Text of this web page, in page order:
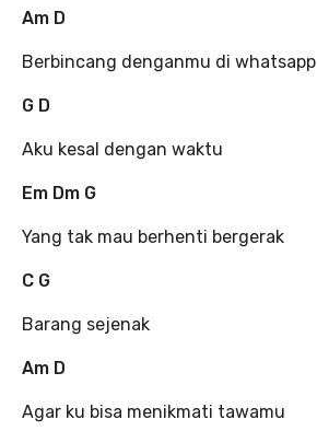
Am D
Berbincang denganmu di whatsapp
G D
Aku kesal dengan waktu
Em Dm G
Yang tak mau berhenti bergerak
C G
Barang sejenak
Am D
Agar ku bisa menikmati tawamu